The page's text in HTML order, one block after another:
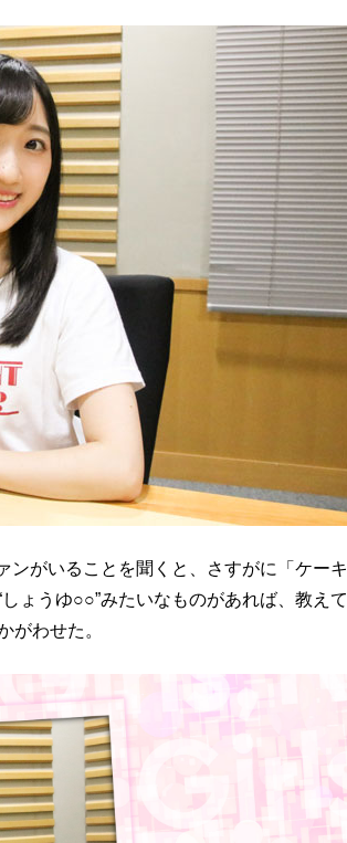
ンがいることを聞くと、さすがに「ケーキ
ょうゆ○○”みたいなものがあれば、教えて
がわせた。